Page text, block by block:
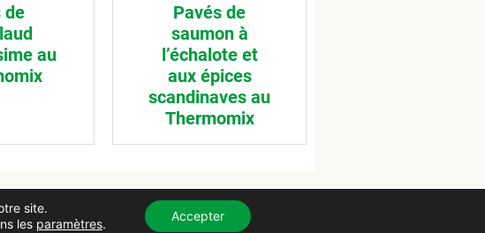
de
au
Pavés de
saumon à
l’échalote et
aux épices
scandinaves au
Thermomix
Politique de protection des donnees
site.
les paramètres.
Accepter